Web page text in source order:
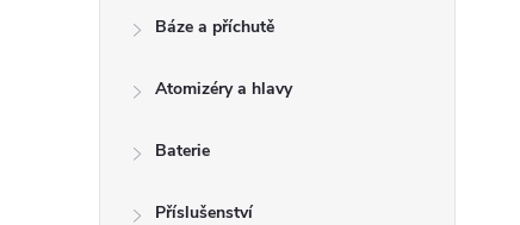
Báze a příchutě
Atomizéry a hlavy
Baterie
Příslušenství